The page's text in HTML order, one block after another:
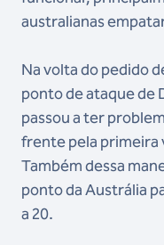
australianas
Na volta do pedido
ponto de ataque de
passou a ter
frente pela primeira
Também dessa
ponto da Austrália
a 20.